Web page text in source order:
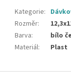
Kategorie:
Rozměr:
Barva:
bílo
Materiál: Plast